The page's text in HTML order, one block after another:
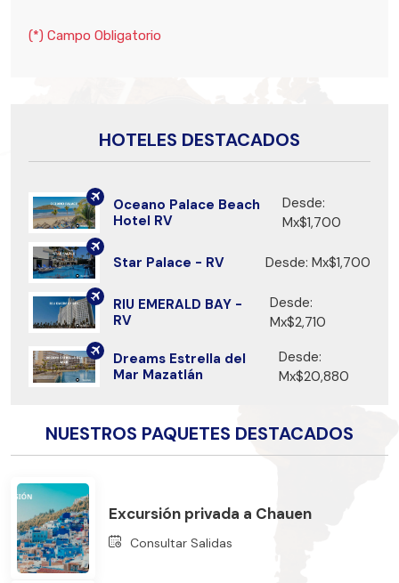
(*) Campo Obligatorio
HOTELES DESTACADOS
Oceano Palace Beach
Hotel RV
Desde:
Mx$1,700
Star Palace - RV Desde: Mx$1,700
RIU EMERALD BAY -
RV
Desde:
Mx$2,710
Dreams Estrella del
Mar Mazatlán
Desde:
Mx$20,880
NUESTROS PAQUETES DESTACADOS
Excursión privada a Chauen
Consultar Salidas